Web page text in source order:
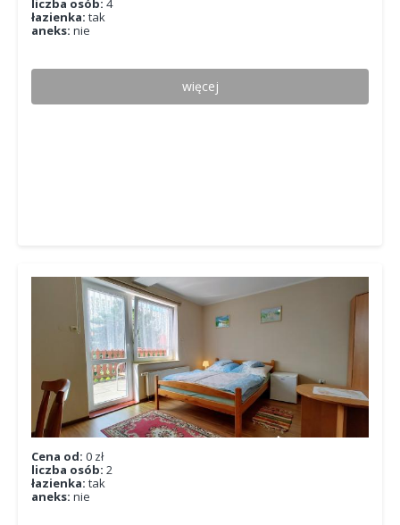
liczba osób: 4
łazienka: tak
aneks: nie
więcej
Cena od: 0 zł
liczba osób: 2
łazienka: tak
aneks: nie